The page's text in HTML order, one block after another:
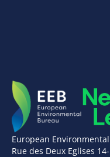
European
Rue des Deux Eglises